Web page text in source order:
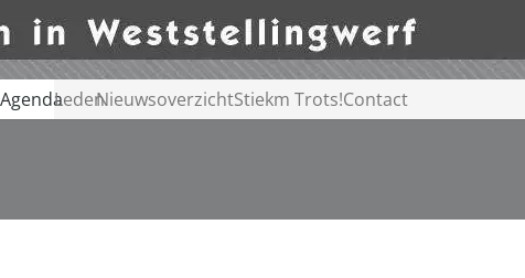
AgendaLedenNieuwsoverzichtStiekm Trots!Contact